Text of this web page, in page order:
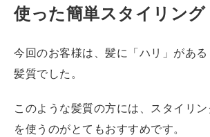
使った簡単スタイリング
今回のお客様は、髪に「ハリ」があ
髪質でした。
このような髪質の方には、スタイリン
を使うのがとてもおすすめです。